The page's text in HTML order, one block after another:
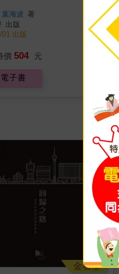
葉海波 著
出版
出版
價 504 元
電子書
金石堂